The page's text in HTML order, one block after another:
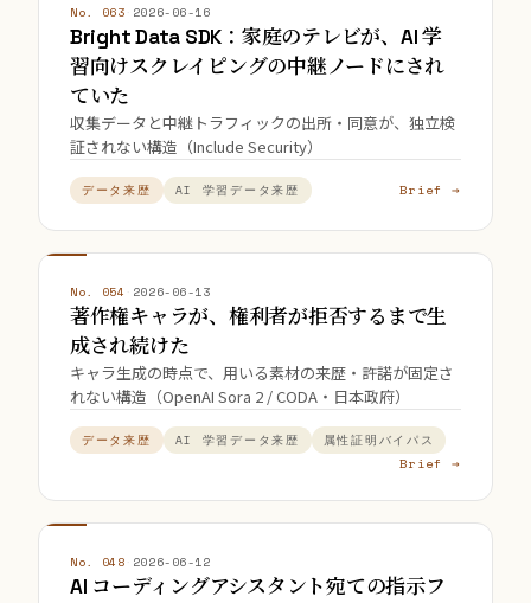
No. 063 2026-06-16
Bright Data SDK：家庭のテレビが、AI 学
習向けスクレイピングの中継ノードにされ
ていた
収集データと中継トラフィックの出所・同意が、独立検
証されない構造（Include Security）
データ来歴 AI 学習データ来歴 Brief →
No. 054 2026-06-13
著作権キャラが、権利者が拒否するまで生
成され続けた
キャラ生成の時点で、用いる素材の来歴・許諾が固定さ
れない構造（OpenAI Sora 2 / CODA・日本政府）
データ来歴 AI 学習データ来歴 属性証明バイパス
Brief →
No. 048 2026-06-12
AI コーディングアシスタント宛ての指示フ